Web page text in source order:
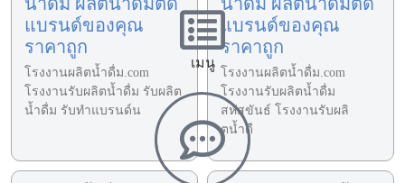
แบรนด์ของคุณ
ราคาถูก
โรงงานผลิตน้ำดื่ม.com
โรงงานรับผลิตน้ำดื่ม รับผลิต
น้ำดื่ม รับทำแบรนด์น
แบรนด์ของคุณ
ราคาถูก
โรงงานผลิตน้ำดื่ม.com
โรงงานรับผลิตน้ำดื่ม
สหัสขันธ์ โรงงานรับผลิ
ตน้ำดื
เมนู